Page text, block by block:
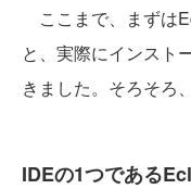
ここまで、まずは
と、実際にインスト
きました。そろそろ
IDEの1つである